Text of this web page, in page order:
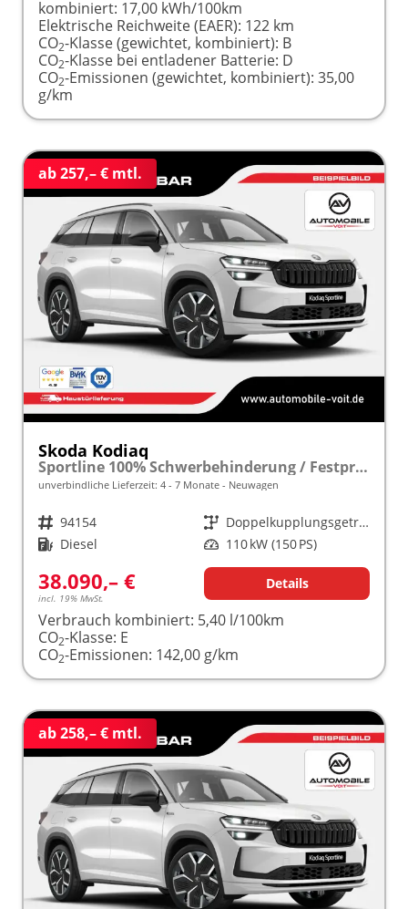
kombiniert: 17,00 kWh/100km
Elektrische Reichweite (EAER): 122 km
CO2-Klasse (gewichtet, kombiniert): B
CO2-Klasse bei entladener Batterie: D
CO2-Emissionen (gewichtet, kombiniert): 35,00
g/km
ab 257,– € mtl.
Skoda Kodiaq
Sportline 100% Schwerbehinderung / Festpreisgarantie* Modelljahr 2.0 TDI 150 PS DSG "Sonderangebot bei Schwerbehinderung" frei konfigurierbar!
unverbindliche Lieferzeit: 4 - 7 Monate Neuwagen
Fahrzeugnr. 94154 Getriebe
Doppelkupplungsgetriebe (DSG)
Kraftstoff Diesel Leistung 110 kW (150 PS)
38.090,– €
incl. 19% MwSt.
Details
Verbrauch kombiniert: 5,40 l/100km
CO2-Klasse: E
CO2-Emissionen: 142,00 g/km
ab 258,– € mtl.